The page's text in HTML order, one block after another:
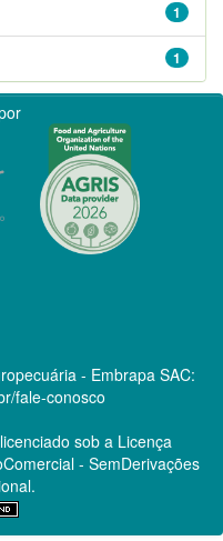
1
1
- Embrapa SAC:
fale-conosco
sob a Licença
- SemDerivações